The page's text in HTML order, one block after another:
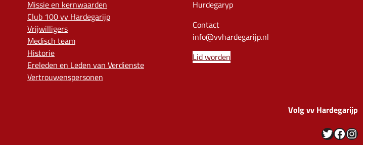
Missie en kernwaarden
Club 100 vv Hardegarijp
Vrijwilligers
Medisch team
Historie
Ereleden en Leden van Verdienste
Vertrouwenspersonen
Hurdegaryp
Contact
info@vvhardegarijp.nl
Lid worden
Volg vv Hardegarijp
Twitter Facebook Instagram